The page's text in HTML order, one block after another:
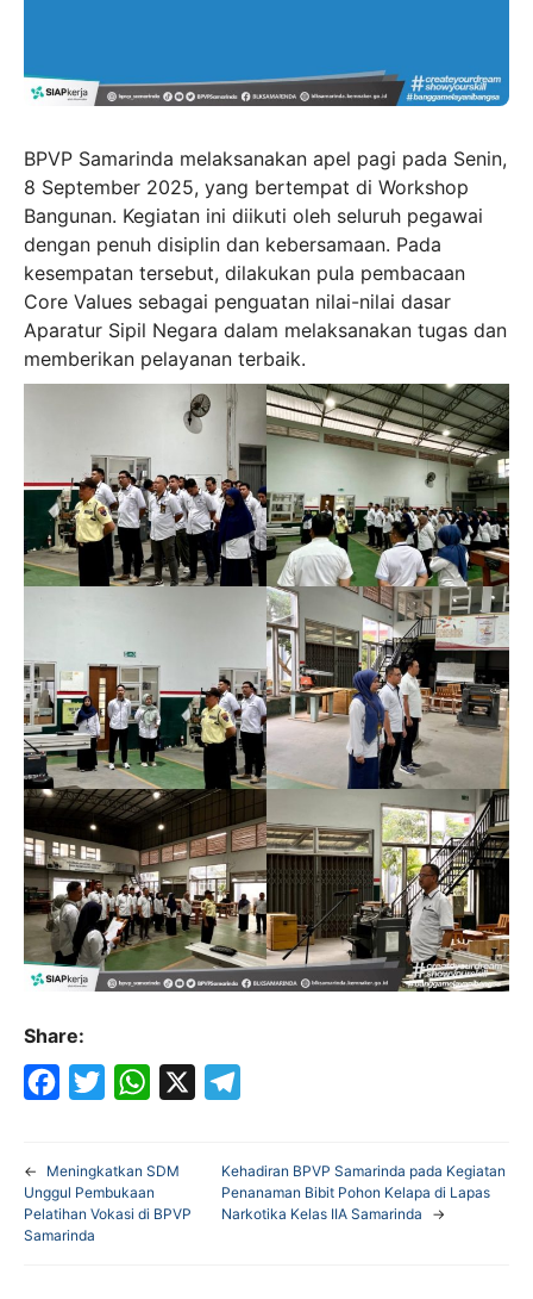
BPVP Samarinda melaksanakan apel pagi pada Senin,
8 September 2025, yang bertempat di Workshop
Bangunan. Kegiatan ini diikuti oleh seluruh pegawai
dengan penuh disiplin dan kebersamaan. Pada
kesempatan tersebut, dilakukan pula pembacaan
Core Values sebagai penguatan nilai-nilai dasar
Aparatur Sipil Negara dalam melaksanakan tugas dan
memberikan pelayanan terbaik.
Share:
c
e
i
t
a
t
←
Meningkatkan SDM
Unggul Pembukaan
Pelatihan Vokasi di BPVP
Samarinda
Kehadiran BPVP Samarinda pada Kegiatan
Penanaman Bibit Pohon Kelapa di Lapas
Narkotika Kelas IIA Samarinda
→